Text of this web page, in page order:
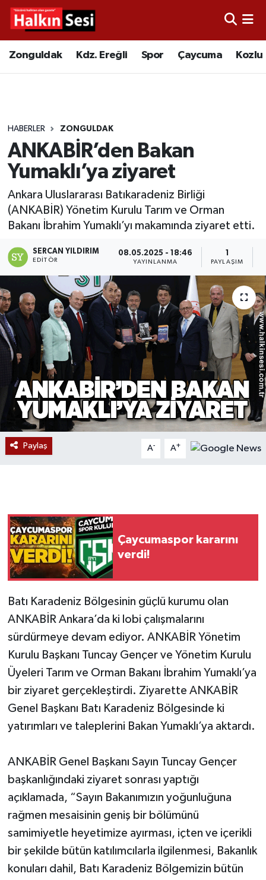
Zonguldak Kdz. Ereğli Spor Çaycuma Kozlu
HABERLER ZONGULDAK
ANKABİR’den Bakan
Yumaklı’ya ziyaret
Ankara Uluslararası Batıkaradeniz Birliği
(ANKABİR) Yönetim Kurulu Tarım ve Orman
Bakanı İbrahim Yumaklı’yı makamında ziyaret etti.
SERCAN YILDIRIM
EDITÖR
08.05.2025 - 18:46
YAYINLANMA
1
PAYLAŞIM
Paylaş A- A+
Çaycumaspor kararını
verdi!
Batı Karadeniz Bölgesinin güçlü kurumu olan
ANKABİR Ankara’da ki lobi çalışmalarını
sürdürmeye devam ediyor. ANKABİR Yönetim
Kurulu Başkanı Tuncay Gençer ve Yönetim Kurulu
Üyeleri Tarım ve Orman Bakanı İbrahim Yumaklı’ya
bir ziyaret gerçekleştirdi. Ziyarette ANKABİR
Genel Başkanı Batı Karadeniz Bölgesinde ki
yatırımları ve taleplerini Bakan Yumaklı’ya aktardı.
ANKABİR Genel Başkanı Sayın Tuncay Gençer
başkanlığındaki ziyaret sonrası yaptığı
açıklamada, “Sayın Bakanımızın yoğunluğuna
rağmen mesaisinin geniş bir bölümünü
samimiyetle heyetimize ayırması, içten ve içerikli
bir şekilde bütün katılımcılarla ilgilenmesi, Bakanlık
konuları dahil, Batı Karadeniz Bölgemizin bütün
Video
Çaycuma
Alaplı
Asayiş
Bartın
Karabük
Devrek
Bolu
ÇEVRE
BİLİM VE TEKNOLOJİ
DUNYA
Düzce
Genel
Gökçebey
İş ilanı
Kilimli
MAGAZİN
Röportaj
Sağlık
SİYASET
Merkez Hava Durumu
Tüm Manşetler
Son Dakika Haberleri
Haber Arşivi